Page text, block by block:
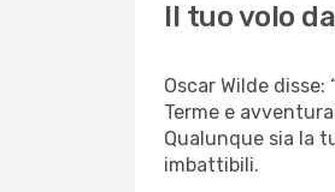
Il tuo volo
Oscar Wilde
Terme e
Qualunque sia la
imbattibili.